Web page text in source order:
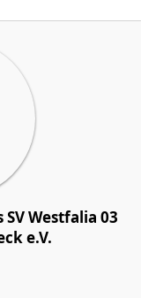
Westfalia 03
e.V.